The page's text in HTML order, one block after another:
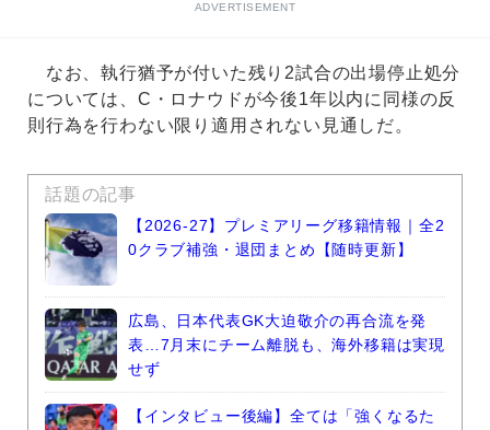
ADVERTISEMENT
なお、執行猶予が付いた残り2試合の出場停止処分
については、C・ロナウドが今後1年以内に同様の反
則行為を行わない限り適用されない見通しだ。
話題の記事
【2026-27】プレミアリーグ移籍情報｜全2
0クラブ補強・退団まとめ【随時更新】
広島、日本代表GK大迫敬介の再合流を発
表…7月末にチーム離脱も、海外移籍は実現
せず
【インタビュー後編】全ては「強くなるた